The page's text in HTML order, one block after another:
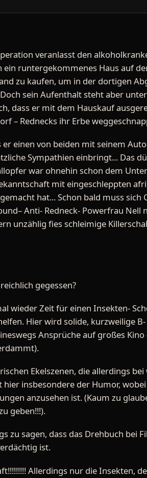
veranlasst den
ein runtergekommenes Haus auf
zu kaufen, um in der dortigen
sein Aufenthalt steht aber
dass er mit dem Hauskauf
– Rednecks ihr Erbe
er einen von beiden mit seinem
Sympathien einbringt... Das
war ohnehin schon dem
mit eingeschleppten
hat... Schon bald muss sich
Anti- Redneck- Powerfrau Nell
unzählig fies schleimige
gegessen?
wieder Zeit für einen Insekten-
Hier wird solide, kurzweilige
Ansprüche auf großes
Ekelszenen, die allerdings
hier insbesondere der Humor,
anzusehen ist. (Kaum zu
geben!!!).
zu sagen, dass das Drehbuch bei
ist.
Allerdings nur die Insekten,